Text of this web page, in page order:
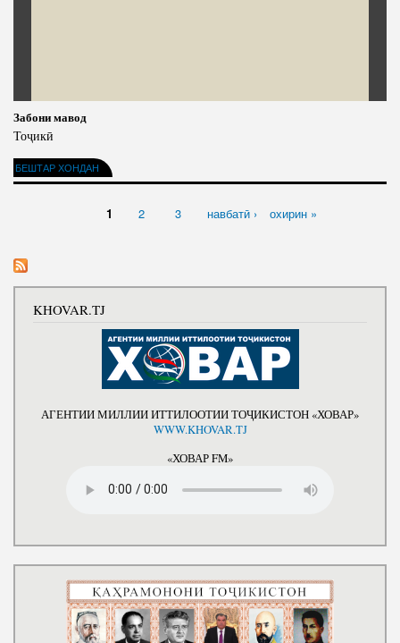
Забони мавод
Тоҷикӣ
БЕШТАР ХОНДАН
1 2 3 навбатӣ › охирин »
KHOVAR.TJ
АГЕНТИИ МИЛЛИИ ИТТИЛООТИИ ТОҶИКИСТОН «ХОВАР»
WWW.KHOVAR.TJ
«ХОВАР FM»